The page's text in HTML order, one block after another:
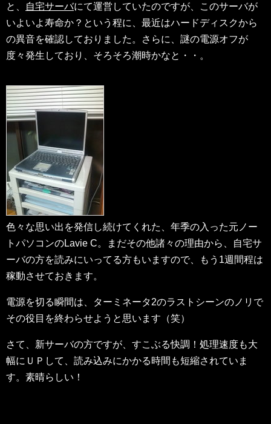
と、
自宅サーバにて運営していたのですが、このサーバが
いよいよ寿命か？という程に、最近はハードディスクから
の異音を確認しておりました。さらに、謎の電源オフが
度々発生しており、そろそろ潮時かなと・・。
色々な思い出を発信し続けてくれた、年季の入った元ノー
トパソコンのLavie C。まだその他諸々の理由から、自宅サ
ーバの方を読みにいってる方もいますので、もう1週間程は
稼動させておきます。
電源を切る瞬間は、ターミネータ2のラストシーンのノリで
その役目を終わらせようと思います（笑）
さて、新サーバの方ですが、すこぶる快調！処理速度も大
幅にＵＰして、読み込みにかかる時間も短縮されていま
す。素晴らしい！